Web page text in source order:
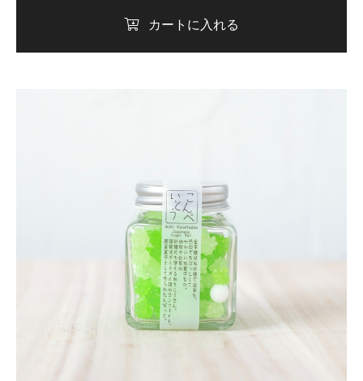
カートに入れる